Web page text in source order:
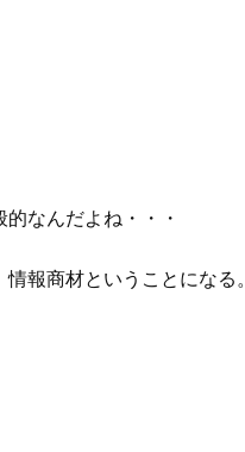
なんだよね・・・
報商材ということになる。